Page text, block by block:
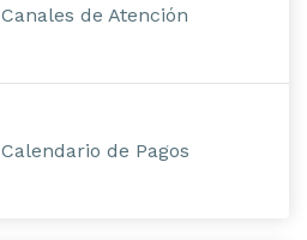
Canales de Atención
Calendario de Pagos